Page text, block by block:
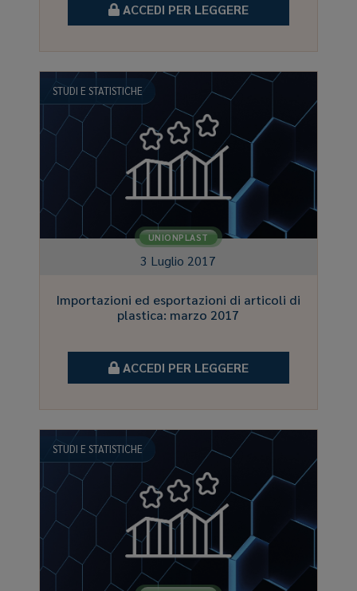
ACCEDI PER LEGGERE
STUDI E STATISTICHE
UNIONPLAST
3 Luglio 2017
Importazioni ed esportazioni di articoli di
plastica: marzo 2017
ACCEDI PER LEGGERE
STUDI E STATISTICHE